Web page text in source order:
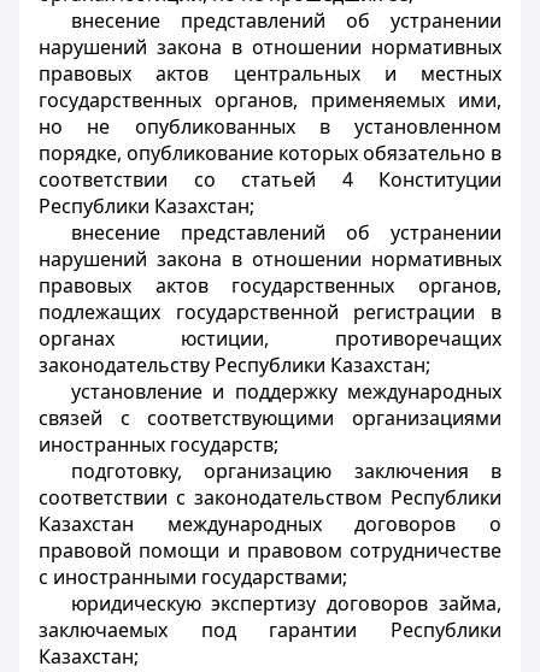
внесение представлений об устранении
нарушений закона в отношении нормативных
правовых актов центральных и местных
государственных органов, применяемых ими,
но не опубликованных в установленном
порядке, опубликование которых обязательно в
соответствии со статьей 4 Конституции
Республики Казахстан;
внесение представлений об устранении
нарушений закона в отношении нормативных
правовых актов государственных органов,
подлежащих государственной регистрации в
органах юстиции, противоречащих
законодательству Республики Казахстан;
установление и поддержку международных
связей с соответствующими организациями
иностранных государств;
подготовку, организацию заключения в
соответствии с законодательством Республики
Казахстан международных договоров о
правовой помощи и правовом сотрудничестве
с иностранными государствами;
юридическую экспертизу договоров займа,
заключаемых под гарантии Республики
Казахстан;